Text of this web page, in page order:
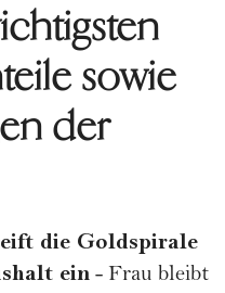
sowie
der
die Goldspirale
ein - Frau bleibt